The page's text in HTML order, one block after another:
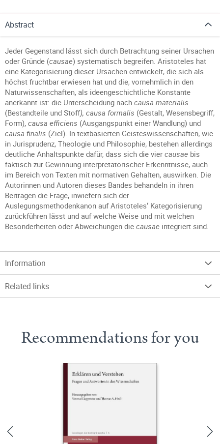
Abstract
Jeder Gegenstand lässt sich durch Betrachtung seiner Ursachen
oder Gründe (causae) systematisch begreifen. Aristoteles hat
eine Kategorisierung dieser Ursachen entwickelt, die sich als
höchst fruchtbar erwiesen hat und die, vornehmlich in den
Naturwissenschaften, als ideengeschichtliche Konstante
anerkannt ist: die Unterscheidung nach causa materialis
(Bestandteile und Stoff), causa formalis (Gestalt, Wesensbegriff,
Form), causa efficiens (Ausgangspunkt einer Wandlung) und
causa finalis (Ziel). In textbasierten Geisteswissenschaften, wie
in Jurisprudenz, Theologie und Philosophie, bestehen allerdings
deutliche Anhaltspunkte dafür, dass sich die vier causae bis
faktisch zur Gewinnung interpretatorischer Erkenntnisse, auch
im Bereich von Texten mit normativen Gehalten, auswirken. Die
Autorinnen und Autoren dieses Bandes behandeln in ihren
Beiträgen die Frage, inwiefern sich der
Auslegungsmethodenkanon auf Aristoteles‘ Kategorisierung
zurückführen lässt und auf welche Weise und mit welchen
Besonderheiten oder Abweichungen die causae integriert sind.
Information
Related links
Recommendations for you